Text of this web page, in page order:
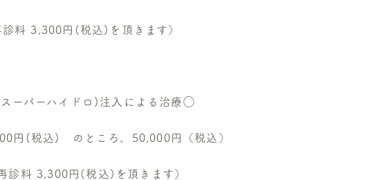
料 3,300円(税込)を頂きます）
ーパーハイドロ)注入による治療◯
(税込) のところ、50,000円（税込）
診料 3,300円(税込)を頂きます）